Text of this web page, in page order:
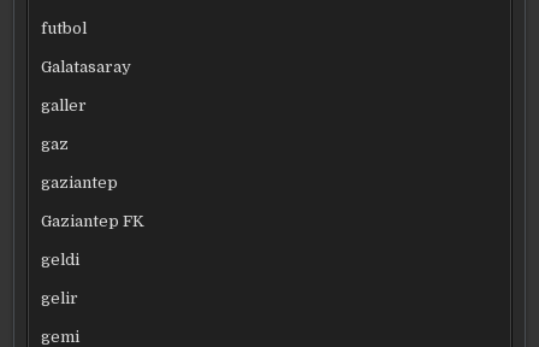
futbol
Galatasaray
galler
gaz
gaziantep
Gaziantep FK
geldi
gelir
gemi